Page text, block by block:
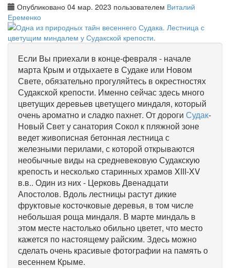
Опубликовано 04 мар. 2023 пользователем Виталий
Еременко
Если Вы приехали в конце-февраля - начале
марта Крым и отдыхаете в Судаке или Новом
Свете, обязательно прогуляйтесь в окрестностях
Судакской крепости. Именно сейчас здесь много
цветущих деревьев цветущего миндаля, который
очень ароматно и сладко пахнет. От дороги Судак-
Новый Свет у санатория Сокол к пляжной зоне
ведет живописная бетонная лестница с
железными перилами, с которой открываются
необычные виды на средневековую Судакскую
крепость и несколько старинных храмов XIII-XV
в.в.. Один из них - Церковь Двенадцати
Апостолов. Вдоль лестницы растут дикие
фруктовые косточковые деревья, в том числе
небольшая роща миндаля. В марте миндаль в
этом месте настолько обильно цветет, что место
кажется по настоящему райским. Здесь можно
сделать очень красивые фотографии на память о
весеннем Крыме.